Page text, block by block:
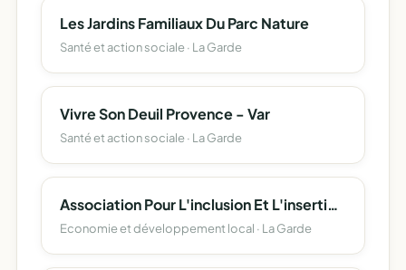
Les Jardins Familiaux Du Parc Nature
Santé et action sociale · La Garde
Vivre Son Deuil Provence - Var
Santé et action sociale · La Garde
Association Pour L'inclusion Et L'insertion Par La Cuisine
Economie et développement local · La Garde